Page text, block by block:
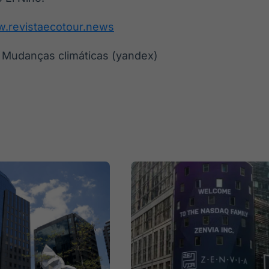
climáticas (yandex)